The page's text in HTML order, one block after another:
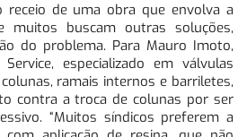
receio de uma obra que envolva a
muitos buscam outras soluções,
do problema. Para Mauro Imoto,
especializado em válvulas
ramais internos e barriletes,
contra a troca de colunas por ser
“Muitos síndicos preferem a